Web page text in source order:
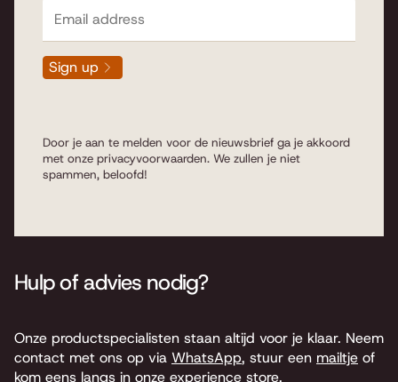
Sign up
Door je aan te melden voor de nieuwsbrief ga je akkoord
met onze privacyvoorwaarden. We zullen je niet
spammen, beloofd!
Hulp of advies nodig?
Onze productspecialisten staan altijd voor je klaar. Neem
contact met ons op via WhatsApp, stuur een mailtje of
kom eens langs in onze experience store.